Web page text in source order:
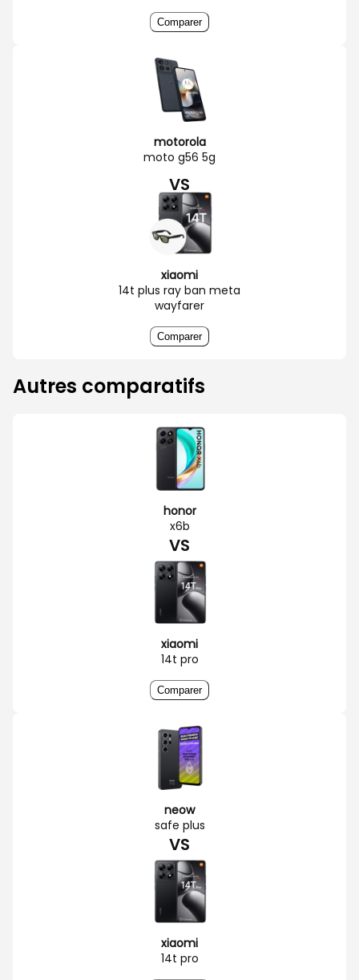
Comparer
motorola
moto g56 5g
VS
xiaomi
14t plus ray ban meta
wayfarer
Comparer
Autres comparatifs
honor
x6b
VS
xiaomi
14t pro
Comparer
neow
safe plus
VS
xiaomi
14t pro